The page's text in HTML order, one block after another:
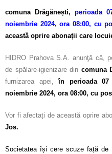
comuna Drăgănești, perioada
noiembrie 2024, ora 08:00, cu
această oprire abonații care
HIDRO Prahova S.A. anunţă că,
de spălare-igienizare din comuna
furnizarea apei,în perioada 07
noiembrie 2024, ora 08:00, cu
Vor fi afectați de această oprire
Jos.
Societatea își cere scuze față